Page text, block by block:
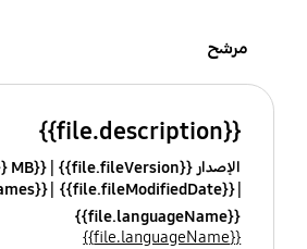
مرشح
{{file.description}}
الإصدار {{file.fileVersion}}
{{file.fileSize}} MB
{{file.fileModifiedDate}}
{{file.osNames}}
{{file.languageName}}
{{file.languageName}}